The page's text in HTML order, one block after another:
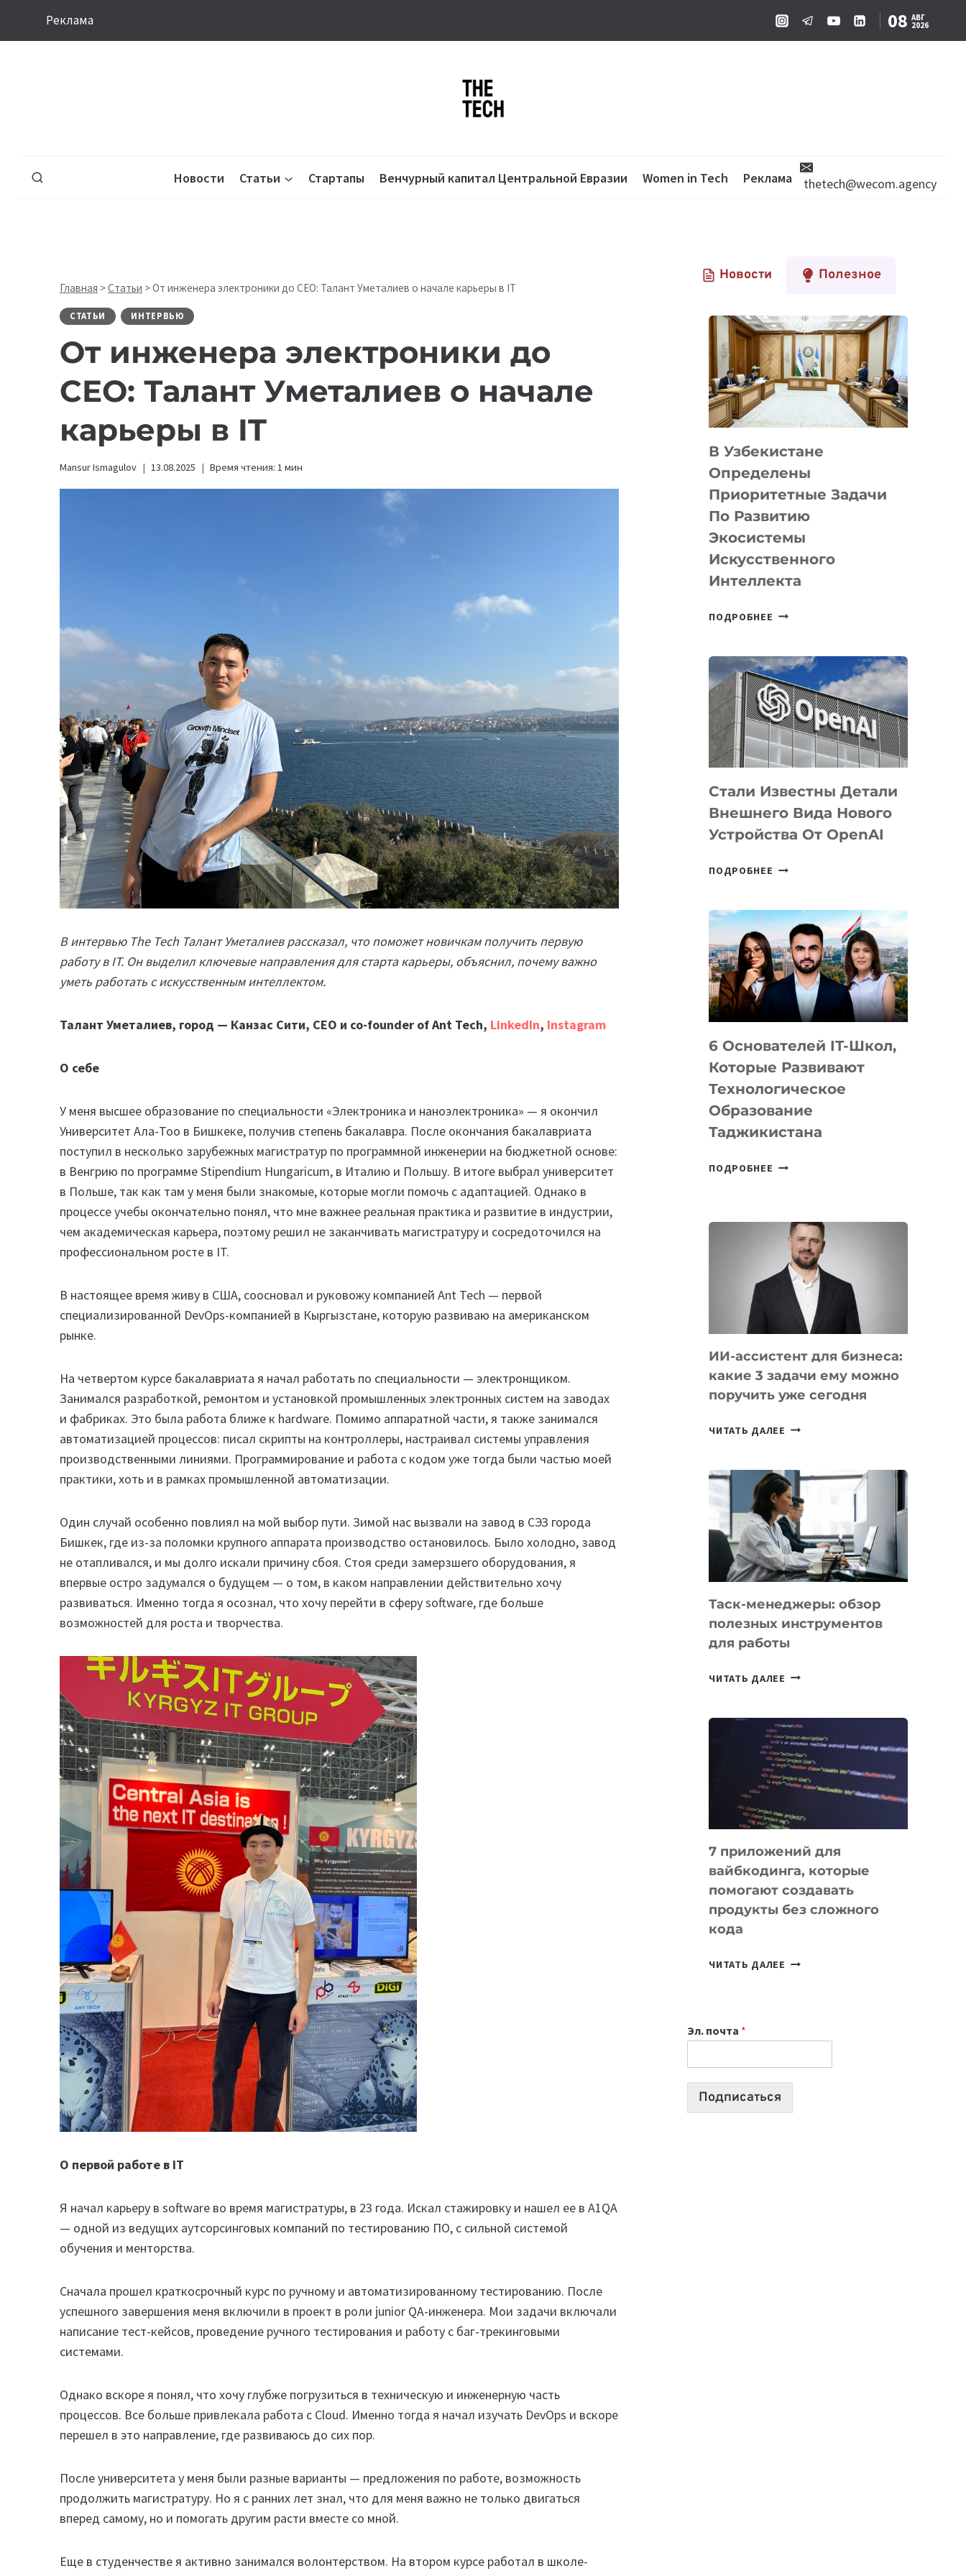
Реклама 08 АВГ
2026
Новости Статьи Стартапы Венчурный капитал Центральной Евразии Women in Tech Реклама thetech@wecom.agency
Главная >Статьи >От инженера электроники до CEO: Талант Уметалиев о начале карьеры в IT
СТАТЬИ ИНТЕРВЬЮ
От инженера электроники до
CEO: Талант Уметалиев о начале
карьеры в IT
Mansur Ismagulov 13.08.2025 Время чтения: 1 мин
В интервью The Tech Талант Уметалиев рассказал, что поможет новичкам получить первую
работу в IT. Он выделил ключевые направления для старта карьеры, объяснил, почему важно
уметь работать с искусственным интеллектом.
Талант Уметалиев, город — Канзас Сити, CEO и co-founder of Ant Tech, LinkedIn, Instagram
О себе
У меня высшее образование по специальности «Электроника и наноэлектроника» — я окончил
Университет Ала-Тоо в Бишкеке, получив степень бакалавра. После окончания бакалавриата
поступил в несколько зарубежных магистратур по программной инженерии на бюджетной основе:
в Венгрию по программе Stipendium Hungaricum, в Италию и Польшу. В итоге выбрал университет
в Польше, так как там у меня были знакомые, которые могли помочь с адаптацией. Однако в
процессе учебы окончательно понял, что мне важнее реальная практика и развитие в индустрии,
чем академическая карьера, поэтому решил не заканчивать магистратуру и сосредоточился на
профессиональном росте в IT.
В настоящее время живу в США, соосновал и руковожу компанией Ant Tech — первой
специализированной DevOps-компанией в Кыргызстане, которую развиваю на американском
рынке.
На четвертом курсе бакалавриата я начал работать по специальности — электронщиком.
Занимался разработкой, ремонтом и установкой промышленных электронных систем на заводах
и фабриках. Это была работа ближе к hardware. Помимо аппаратной части, я также занимался
автоматизацией процессов: писал скрипты на контроллеры, настраивал системы управления
производственными линиями. Программирование и работа с кодом уже тогда были частью моей
практики, хоть и в рамках промышленной автоматизации.
Один случай особенно повлиял на мой выбор пути. Зимой нас вызвали на завод в СЭЗ города
Бишкек, где из-за поломки крупного аппарата производство остановилось. Было холодно, завод
не отапливался, и мы долго искали причину сбоя. Стоя среди замерзшего оборудования, я
впервые остро задумался о будущем — о том, в каком направлении действительно хочу
развиваться. Именно тогда я осознал, что хочу перейти в сферу software, где больше
возможностей для роста и творчества.
О первой работе в IT
Я начал карьеру в software во время магистратуры, в 23 года. Искал стажировку и нашел ее в A1QA
— одной из ведущих аутсорсинговых компаний по тестированию ПО, с сильной системой
обучения и менторства.
Сначала прошел краткосрочный курс по ручному и автоматизированному тестированию. После
успешного завершения меня включили в проект в роли junior QA-инженера. Мои задачи включали
написание тест-кейсов, проведение ручного тестирования и работу с баг-трекинговыми
системами.
Однако вскоре я понял, что хочу глубже погрузиться в техническую и инженерную часть
процессов. Все больше привлекала работа с Cloud. Именно тогда я начал изучать DevOps и вскоре
перешел в это направление, где развиваюсь до сих пор.
После университета у меня были разные варианты — предложения по работе, возможность
продолжить магистратуру. Но я с ранних лет знал, что для меня важно не только двигаться
вперед самому, но и помогать другим расти вместе со мной.
Еще в студенчестве я активно занимался волонтерством. На втором курсе работал в школе-
Новости Полезное
В Узбекистане
Определены
Приоритетные Задачи
По Развитию
Экосистемы
Искусственного
Интеллекта
ПОДРОБНЕЕ В
ПРИОРИТЕТНЫЕ
ЗАДАЧИ
ПО
РАЗВИТИЮ
ЭКОСИСТЕМЫ
ИСКУССТВЕННОГО
Стали Известны Детали
Внешнего Вида Нового
Устройства От OpenAI
ПОДРОБНЕЕ СТАЛИ
ВНЕШНЕГО
ВИДА
НОВОГО
УСТРОЙСТВА
OPENAI
6 Основателей IT-Школ,
Которые Развивают
Технологическое
Образование
Таджикистана
ПОДРОБНЕЕ
КОТОРЫЕ
РАЗВИВАЮТ
ТЕХНОЛОГИЧЕСКОЕ
ОБРАЗОВАНИЕ
ТАДЖИКИСТАНА
ИИ-ассистент для бизнеса:
какие 3 задачи ему можно
поручить уже сегодня
ЧИТАТЬ ДАЛЕЕ ИИ-
БИЗНЕСА:
КАКИЕ
3
ЗАДАЧИ
ЕМУ
МОЖНО
УЖЕ
СЕГОДНЯ
Таск-менеджеры: обзор
полезных инструментов
для работы
ЧИТАТЬ ДАЛЕЕ ТАСК-
ПОЛЕЗНЫХ
ИНСТРУМЕНТОВ
ДЛЯ
РАБОТЫ
7 приложений для
вайбкодинга, которые
помогают создавать
продукты без сложного
кода
ЧИТАТЬ ДАЛЕЕ
СОЗДАВАТЬ
ПРОДУКТЫ
Эл. почта *
Подписаться